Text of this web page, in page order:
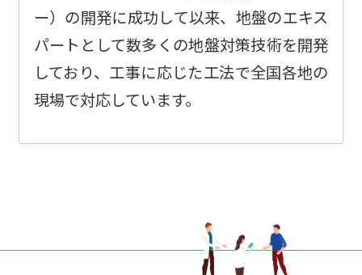
ー）の開発に成功して以来、地盤のエキス
パートとして数多くの地盤対策技術を開発
しており、工事に応じた工法で全国各地の
現場で対応しています。